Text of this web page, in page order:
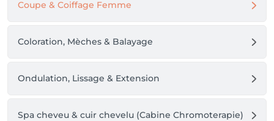
Coupe & Coiffage Femme
Coloration, Mèches & Balayage
Ondulation, Lissage & Extension
Spa cheveu & cuir chevelu (Cabine Chromoterapie)